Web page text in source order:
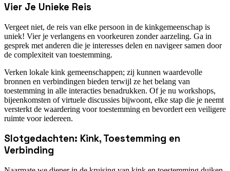
Vier Je Unieke Reis
Vergeet niet, de reis van elke persoon in de kinkgemeenschap is
uniek! Vier je verlangens en voorkeuren zonder aarzeling. Ga in
gesprek met anderen die je interesses delen en navigeer samen door
de complexiteit van toestemming.
Verken lokale kink gemeenschappen; zij kunnen waardevolle
bronnen en verbindingen bieden terwijl ze het belang van
toestemming in alle interacties benadrukken. Of je nu workshops,
bijeenkomsten of virtuele discussies bijwoont, elke stap die je neemt
versterkt de waardering voor toestemming en bevordert een veiligere
ruimte voor iedereen.
Slotgedachten: Kink, Toestemming en
Verbinding